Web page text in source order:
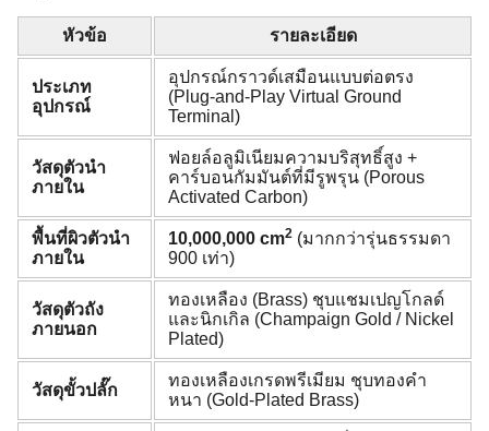
หัวข้อ รายละเอียด
ประเภท
อุปกรณ์
อุปกรณ์กราวด์เสมือนแบบต่อตรง
(Plug-and-Play Virtual Ground
Terminal)
วัสดุตัวนำ
ภายใน
ฟอยล์อลูมิเนียมความบริสุทธิ์สูง +
คาร์บอนกัมมันต์ที่มีรูพรุน (Porous
Activated Carbon)
พื้นที่ผิวตัวนำ
ภายใน
10,000,000 cm2 (มากกว่ารุ่นธรรมดา
900 เท่า)
วัสดุตัวถัง
ภายนอก
ทองเหลือง (Brass) ชุบแชมเปญโกลด์
และนิกเกิล (Champaign Gold / Nickel
Plated)
วัสดุขั้วปลั๊ก
ทองเหลืองเกรดพรีเมียม ชุบทองคำ
หนา (Gold-Plated Brass)